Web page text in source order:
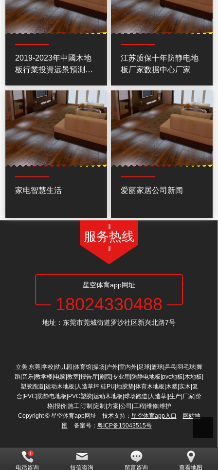
2019-2023年中國木地
板行業投資远景預測報
江苏质保十年防静电地
板厂家数据中心厂家
家电智慧生活 爱丽家居公司新闻
服务热线
星空体育app网址
18024330488
地址：东莞市莞城街道罗沙社区新兴北路7号
立美|东莞|学校|幼儿园|体育馆|操场|户外|室内外|足球|篮球|乒乓|羽毛球|舞
蹈|音乐|教学楼|电脑|教室|报告厅|剧院|专业用|防静电地板|pvc地板|木地板|
塑胶跑道|运动木地板|人造草坪|硅PU|地胶垫|体育木地板|木塑|实木|复
合|PVC|防静电地板|PVC塑胶|运动木地板|球场跑道|人造草||生产|厂家|价
格|报价|施工|订制|定制|方案|公司|工程|维修|维护
Copyright © 星空体育app网址 技术支持： 星空体育app入口
网站地
图
备案号： 粤ICP备15043515号
电话咨询 短信咨询 留言咨询 查看地图